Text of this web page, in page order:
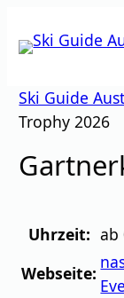
Inhalt
Ski Guide
Trophy 2026
Uhrzeit: ab
Webseite: